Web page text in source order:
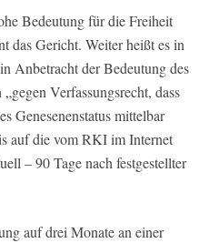
Bedeutung für die Freiheit
das Gericht. Weiter heißt es in
Anbetracht der Bedeutung des
Verfassungsrecht, dass
Genesenenstatus mittelbar
auf die vom RKI im Internet
– 90 Tage nach festgestellter
auf drei Monate an einer